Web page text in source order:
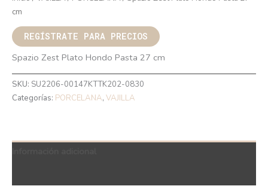
cm
REGÍSTRATE PARA PRECIOS
Spazio Zest Plato Hondo Pasta 27 cm
SKU: SU2206-00147KTTK202-0830
Categorías: PORCELANA, VAJILLA